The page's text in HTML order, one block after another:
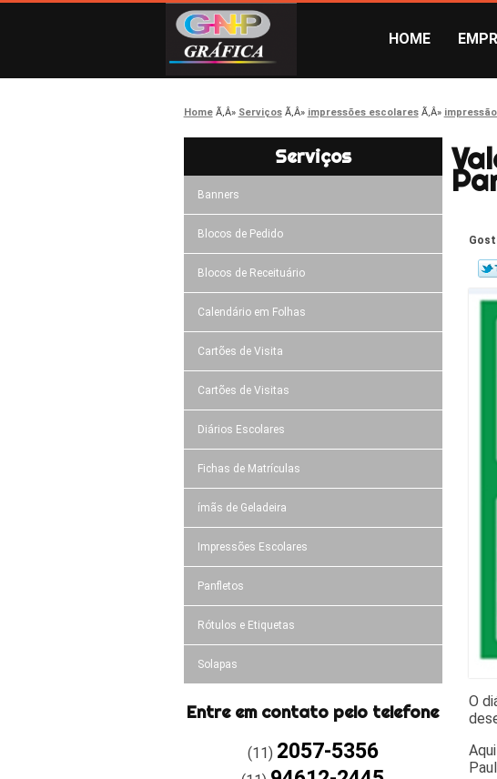
HOME
Home Serviços impressões escolares
Serviços
Banners
Blocos de Pedido
Blocos de Receituário
Calendário em Folhas
Cartões de Visita
Cartões de Visitas
Diários Escolares
Fichas de Matrículas
ímãs de Geladeira
Impressões Escolares
Panfletos
Rótulos e Etiquetas
Solapas
Entre em contato pelo telefone
(11) 2057-5356
O